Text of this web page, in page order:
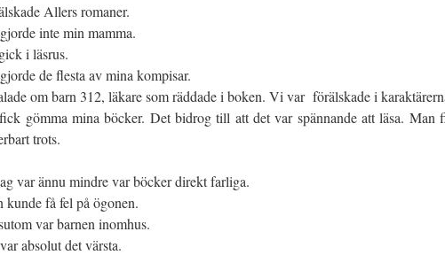
Allers romaner.
inte min mamma.
i läsrus.
de flesta av mina kompisar.
om barn 312, läkare som räddade i boken. Vi var förälskade i
gömma mina böcker. Det bidrog till att det var spännande att läsa.
trots.
var ännu mindre var böcker direkt farliga.
kunde få fel på ögonen.
var barnen inomhus.
absolut det värsta.